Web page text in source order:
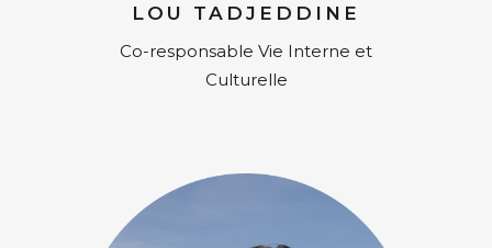
LOU TADJEDDINE
Co-responsable Vie Interne et
Culturelle